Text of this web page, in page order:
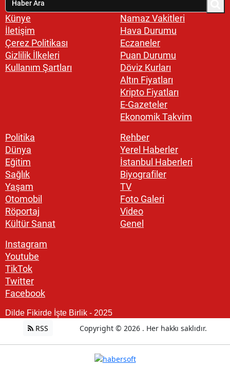
Künye
İletişim
Çerez Politikası
Gizlilik İlkeleri
Kullanım Şartları
Namaz Vakitleri
Hava Durumu
Eczaneler
Puan Durumu
Döviz Kurları
Altın Fiyatları
Kripto Fiyatları
E-Gazeteler
Ekonomik Takvim
Politika
Dünya
Eğitim
Sağlık
Yaşam
Otomobil
Röportaj
Kültür Sanat
Rehber
Yerel Haberler
İstanbul Haberleri
Biyografiler
TV
Foto Galeri
Video
Genel
Instagram
Youtube
TikTok
Twitter
Facebook
Dilde Fikirde İşte Birlik - 2025
RSS Copyright © 2026 . Her hakkı saklıdır.